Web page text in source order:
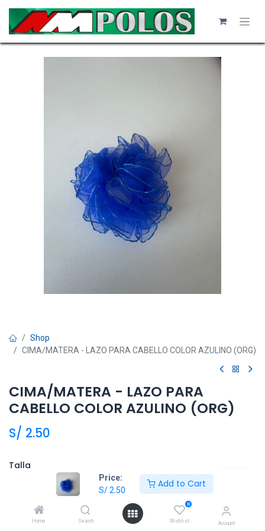
Price:
S/2.50
Add to Cart
Home Search
0
Wishlist Account
Shop
CIMA/MATERA - LAZO PARA CABELLO COLOR AZULINO (ORG)
CIMA/MATERA - LAZO PARA
CABELLO COLOR AZULINO (ORG)
S/ 2.50
Talla
Añadir al carrito